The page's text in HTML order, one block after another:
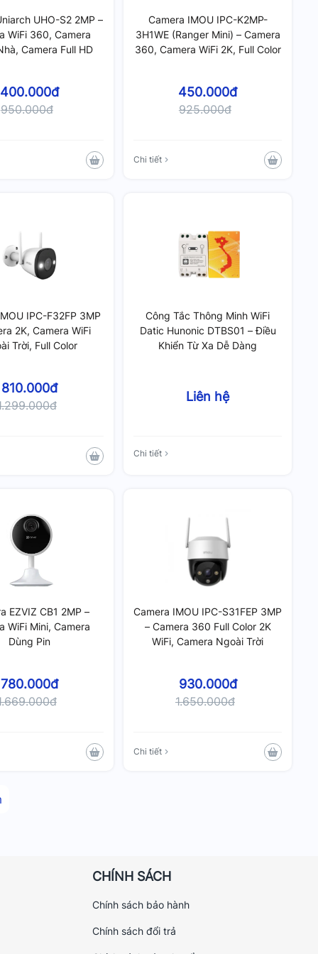
UHO-S2 2MP –
WiFi 360, Camera
Camera Full HD
400.000đ
950.000đ
Camera IMOU IPC-K2MP-
3H1WE (Ranger Mini) – Camera
360, Camera WiFi 2K, Full Color
450.000đ
925.000đ
Chi tiết
IPC-F32FP 3MP
2K, Camera WiFi
Trời, Full Color
810.000đ
Công Tắc Thông Minh WiFi
Datic Hunonic DTBS01 – Điều
Khiển Từ Xa Dễ Dàng
Liên hệ
Chi tiết
EZVIZ CB1 2MP –
WiFi Mini, Camera
Dùng Pin
780.000đ
Camera IMOU IPC-S31FEP 3MP
– Camera 360 Full Color 2K
WiFi, Camera Ngoài Trời
930.000đ
1.650.000đ
Chi tiết
CHÍNH SÁCH
Chính sách bảo hành
Chính sách đổi trả